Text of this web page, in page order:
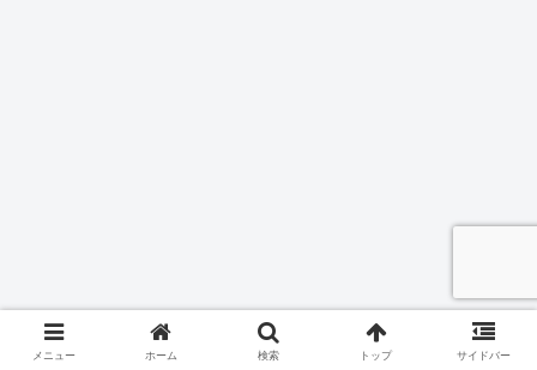
メニュー ホーム 検索 トップ サイドバー